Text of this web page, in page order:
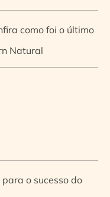
como foi o último
Natural
o sucesso do